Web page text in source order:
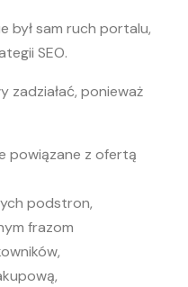
był sam ruch portalu,
SEO.
zadziałać, ponieważ
powiązane z ofertą
podstron,
frazom